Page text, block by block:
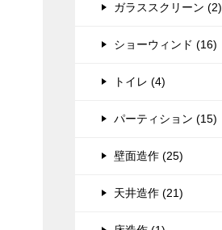
ガラススクリーン (2)
ショーウィンド (16)
トイレ (4)
パーティション (15)
壁面造作 (25)
天井造作 (21)